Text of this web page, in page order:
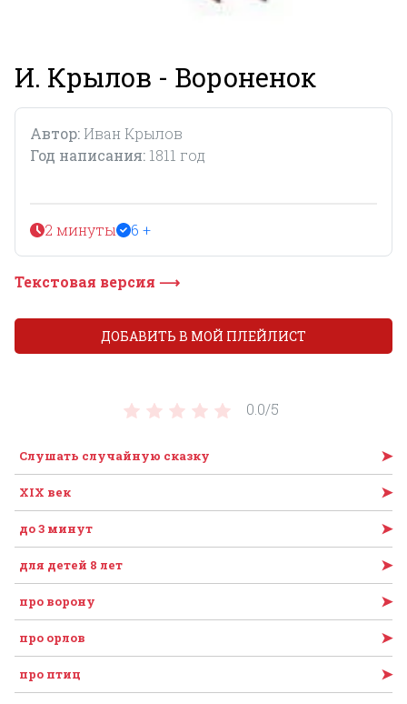
И. Крылов - Вороненок
Автор: Иван Крылов
Год написания: 1811 год
2 минуты 6 +
Текстовая версия ⟶
0.0/5
Слушать случайную сказку ➤
XIX век ➤
до 3 минут ➤
для детей 8 лет ➤
про ворону ➤
про орлов ➤
про птиц ➤
ДОБАВИТЬ В МОЙ ПЛЕЙЛИСТ